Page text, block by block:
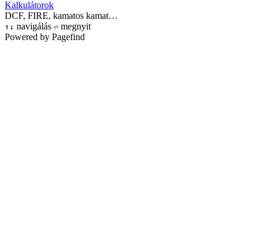
Kalkulátorok
DCF, FIRE, kamatos kamat…
↑ ↓ navigálás ⏎ megnyit
Powered by Pagefind